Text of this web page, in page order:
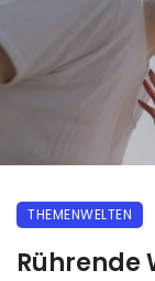
THEMENWELTEN
Rührende